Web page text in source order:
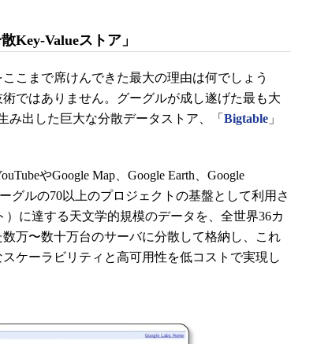
Key-Valueストア」
こまで席けんできた最大の理由は何でしょう
ではありません。グーグルが成し遂げた最も大
み出した巨大な分散データストア、「 Bigtable 」
やGoogle Map、Google Earth、Google
グルの70以上のプロジェクトの基盤として利用さ
に達する天文学的規模のデータを、全世界36カ
万〜数十万台のサーバに分散して格納し、これ
ケーラビリティと高可用性を低コストで実現し